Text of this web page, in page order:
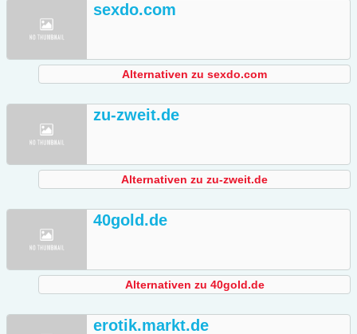
sexdo.com
Alternativen zu sexdo.com
zu-zweit.de
Alternativen zu zu-zweit.de
40gold.de
Alternativen zu 40gold.de
erotik.markt.de